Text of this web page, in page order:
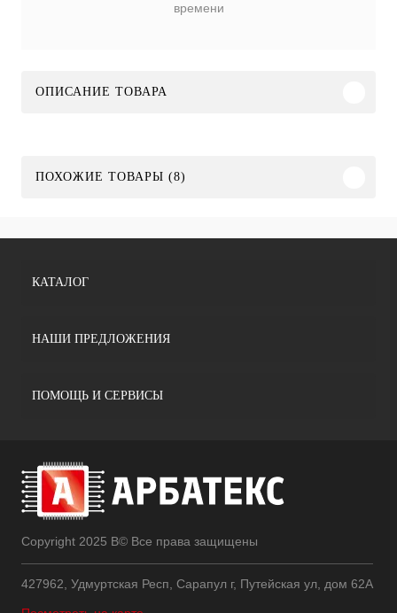
времени
ОПИСАНИЕ ТОВАРА
ПОХОЖИЕ ТОВАРЫ (8)
КАТАЛОГ
НАШИ ПРЕДЛОЖЕНИЯ
ПОМОЩЬ И СЕРВИСЫ
Copyright 2025 В© Все права защищены
427962, Удмуртская Респ, Сарапул г, Путейская ул, дом 62А